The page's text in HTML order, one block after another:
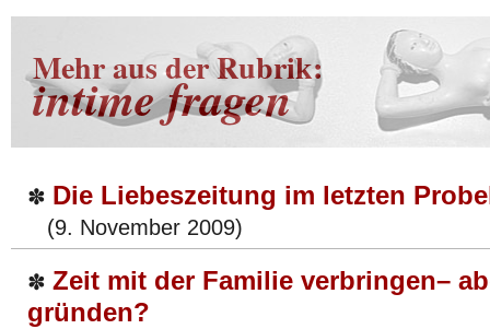
Mehr aus der Rubrik:
intime fragen
✽ Die Liebeszeitung im letzten
(9. November 2009)
✽ Zeit mit der Familie verbringen–
gründen?